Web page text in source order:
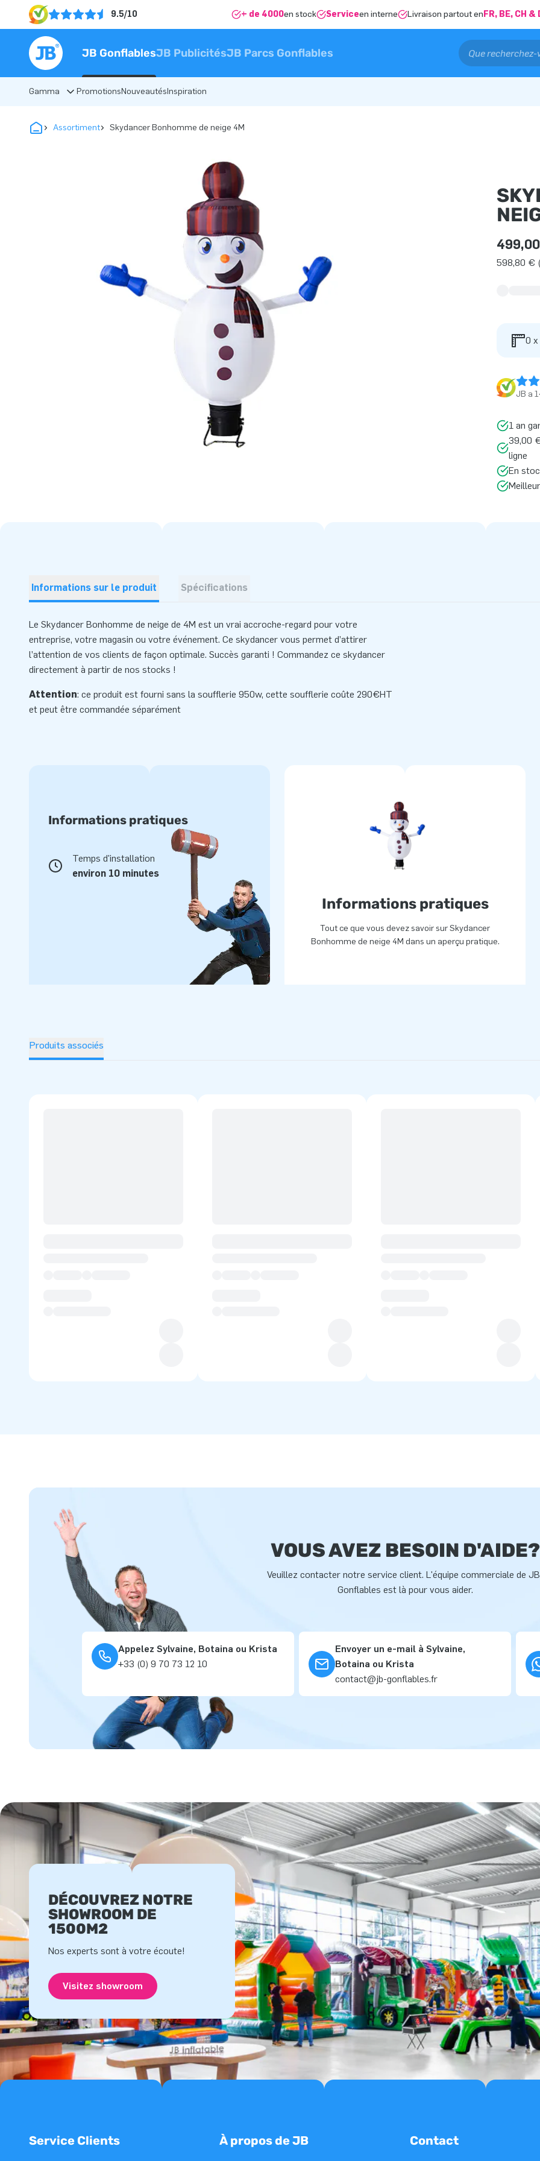
9.5/10 + de 4000en stock Serviceen interne Livraison partout en FR, BE, CH
JB GonflablesJB PublicitésJB Parcs Gonflables
Gamma PromotionsNouveautésInspiration
Assortiment Skydancer Bonhomme de neige 4M
598,80 €
0 x
JB a
1 an
39,00
ligne
En
Informations sur le produit Spécifications
Le Skydancer Bonhomme de neige de 4M est un vrai accroche-regard pour votre
entreprise, votre magasin ou votre événement. Ce skydancer vous permet d’attirer
l’attention de vos clients de façon optimale. Succès garanti ! Commandez ce skydancer
directement à partir de nos stocks !
Attention: ce produit est fourni sans la soufflerie 950w, cette soufflerie coûte 290€HT
et peut être commandée séparément
Informations pratiques
Temps d'installation
environ 10 minutes
Informations pratiques
Tout ce que vous devez savoir sur Skydancer
Bonhomme de neige 4M dans un aperçu pratique.
Produits associés
VOUS AVEZ BESOIN D'AIDE?
Veuillez contacter notre service client. L'équipe commerciale de
Gonflables est là pour vous aider.
Appelez Sylvaine, Botaina ou Krista
+33 (0) 9 70 73 12 10
Envoyer un e-mail à Sylvaine,
Botaina ou Krista
contact@jb-gonflables.fr
DÉCOUVREZ NOTRE
SHOWROOM DE
1500M2
Nos experts sont à votre écoute!
Visitez showroom
Service Clients À propos de JB Contact